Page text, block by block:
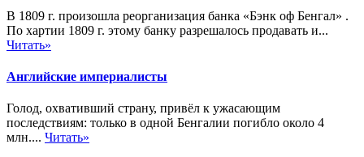
В 1809 г. произошла реорганизация банка «Бэнк оф Бенгал» .
По хартии 1809 г. этому банку разрешалось продавать и...
Читать»
Английские империалисты
Голод, охвативший страну, привёл к ужасающим
последствиям: только в одной Бенгалии погибло около 4
млн.... Читать»